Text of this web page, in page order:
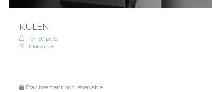
KULEN
10 - 50 pers.
Plaisance
Établissement non réservable